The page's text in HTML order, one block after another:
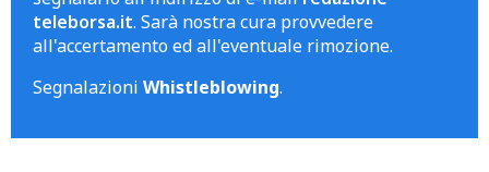
teleborsa.it. Sarà nostra cura provvedere
all'accertamento ed all'eventuale rimozione.
Segnalazioni Whistleblowing.